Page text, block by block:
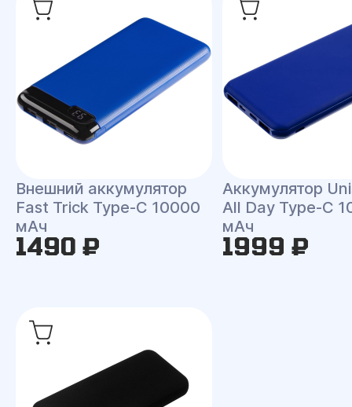
Внешний аккумулятор
Fast Trick Type-C 10000
мАч
1490 ₽
Аккумулятор
All Day Type-C
мАч
1999 ₽